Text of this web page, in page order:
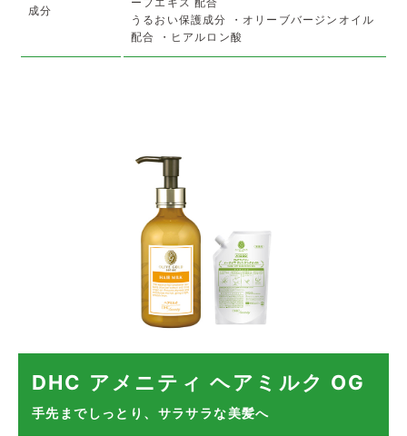
成分
うるおい保護成分 ・オリーブバージンオイル
配合 ・ヒアルロン酸
DHC アメニティ ヘアミルク OG
手先までしっとり、サラサラな美髪へ